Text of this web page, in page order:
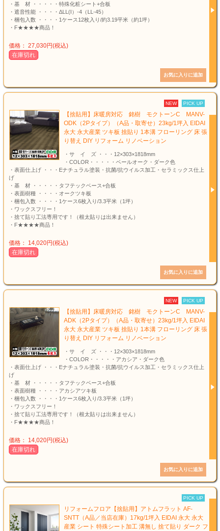
・基 材 ・・・・・特殊化粧シート+合板
・遮音性能 ・・・・ΔLL(I）-4（LL-45）
・梱包入数 ・・・・1ケース12枚入り/約3.19平米（約1坪）
・F★★★★商品！
価格： 27,030円(税込)
在庫切れ
NEW PICK UP
【捨貼用】床暖房対応 銘樹 モクトーンC MANV-
ODK（2Pタイプ）（A品・取寄せ）23kg/1坪入 EIDAI
永大 永大産業 ツキ板 捨貼り 1本溝 フローリング 床 張
り替え DIY リフォーム リノベーション
・サ イ ズ ・・・12×303×1818mm
・COLOR・・・・・ベールオーク・ダーク色
・表面仕上げ ・・・Eナチュラル塗装・抗菌/抗ウイルス加工・セラミックス仕上
げ
・基 材 ・・・・・タフテックベース+合板
・表面樹種 ・・・・オークツキ板
・梱包入数 ・・・・1ケース6枚入り/3.3平米（1坪）
・ワックスフリー！
・捨て貼り工法専用です！（根太貼りは出来ません）
・F★★★★商品！
価格： 14,020円(税込)
在庫切れ
NEW PICK UP
【捨貼用】床暖房対応 銘樹 モクトーンC MANV-
ADK（2Pタイプ）（A品・取寄せ）23kg/1坪入 EIDAI
永大 永大産業 ツキ板 捨貼り 1本溝 フローリング 床 張
り替え DIY リフォーム リノベーション
・サ イ ズ ・・・12×303×1818mm
・COLOR・・・・・アカシア・ダーク色
・表面仕上げ ・・・Eナチュラル塗装・抗菌/抗ウイルス加工・セラミックス仕上
げ
・基 材 ・・・・・タフテックベース+合板
・表面樹種 ・・・・アカシアツキ板
・梱包入数 ・・・・1ケース6枚入り/3.3平米（1坪）
・ワックスフリー！
・捨て貼り工法専用です！（根太貼りは出来ません）
・F★★★★商品！
価格： 14,020円(税込)
在庫切れ
PICK UP
リフォームフロア【捨貼用】アトムフラット AF-
SNTT（A品／当店在庫）17kg/1坪入 EIDAI 永大 永大
産業 シート 特殊シート加工 溝無し 捨て貼り ダーク フ